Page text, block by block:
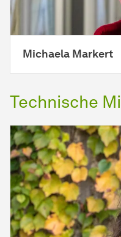
Michaela Markert
Technische